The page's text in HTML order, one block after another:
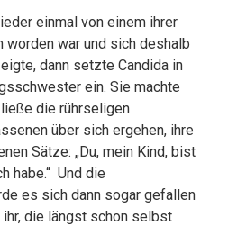
einmal von einem ihrer
war und sich deshalb
dann setzte Candida in
ein. Sie machte
die rührseligen
über sich ergehen, ihre
Sätze: „Du, mein Kind, bist
habe.“ Und die
es sich dann sogar gefallen
die längst schon selbst